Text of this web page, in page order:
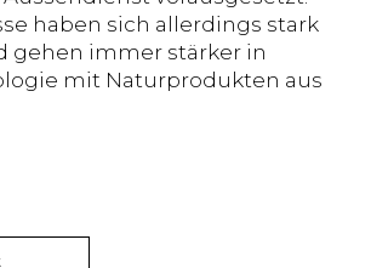
haben sich allerdings stark
gehen immer stärker in
mit Naturprodukten aus